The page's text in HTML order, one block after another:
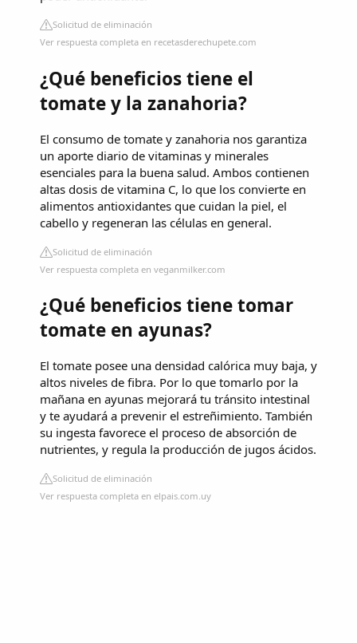
Solicitud de eliminación
Ver respuesta completa en recetasderechupete.com
¿Qué beneficios tiene el
tomate y la zanahoria?
El consumo de tomate y zanahoria nos garantiza
un aporte diario de vitaminas y minerales
esenciales para la buena salud. Ambos contienen
altas dosis de vitamina C, lo que los convierte en
alimentos antioxidantes que cuidan la piel, el
cabello y regeneran las células en general.
Solicitud de eliminación
Ver respuesta completa en veganmilker.com
¿Qué beneficios tiene tomar
tomate en ayunas?
El tomate posee una densidad calórica muy baja, y
altos niveles de fibra. Por lo que tomarlo por la
mañana en ayunas mejorará tu tránsito intestinal
y te ayudará a prevenir el estreñimiento. También
su ingesta favorece el proceso de absorción de
nutrientes, y regula la producción de jugos ácidos.
Solicitud de eliminación
Ver respuesta completa en elpais.com.uy